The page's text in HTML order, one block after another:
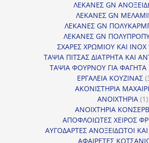
ΛΕΚΑΝΕΣ GN
ΛΕΚΑΝΕΣ GN
ΛΕΚΑΝΕΣ GN
ΛΕΚΑΝΕΣ GN
ΣΧΑΡΕΣ ΧΡΩΜΙΟΥ ΚΑΙ
ΤΑΨΙΑ ΠΙΤΣΑΣ ΔΙΑΤΡΗΤΑ ΚΑΙ
ΤΑΨΙΑ ΦΟΥΡΝΟΥ ΓΙΑ ΦΑΓΗΤΑ
ΕΡΓΑΛΕΙΑ ΚΟΥΖΙΝΑΣ
ΑΚΟΝΙΣΤΗΡΙΑ
ΑΝΟΙΧΤΗΡΙΑ 11
ΑΝΟΙΧΤΗΡΙΑ
ΑΠΟΦΛΟΙΩΤΕΣ ΧΕΙΡΟΣ
ΑΥΓΟΔΑΡΤΕΣ ΑΝΟΞΕΙΔΩΤΟΙ
ΑΦΑΙΡΕΤΕΣ